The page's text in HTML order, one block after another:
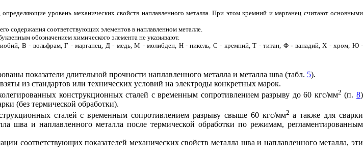
уровень механических свойств наплавленного металла. При этом кремний и марганец считают основными
содержания соответствующих элементов в наплавленном металле.
обозначением химического элемента не указывают.
В - вольфрам, Г - марганец, Д - медь, М - молибден, Н - никель, С - кремний, Т - титан, Ф- ванадий, Х - хром, Ю -
показатели длительной прочности наплавленного металла и металла шва (табл. 5).
из стандартов или технических условий на электроды конкретных марок.
конструкционных сталей с временным сопротивлением разрыву до 60 кгс/мм2 (п.8)
(без термической обработки).
сталей с временным сопротивлением разрыву свыше 60 кгс/мм2 а также для сварки
шва и наплавленного металла после термической обработки по режимам, регламентированным
соответствующих показателей механических свойств металла шва и наплавленного металла, эти